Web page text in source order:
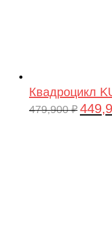
Квадроцикл
479,900₽